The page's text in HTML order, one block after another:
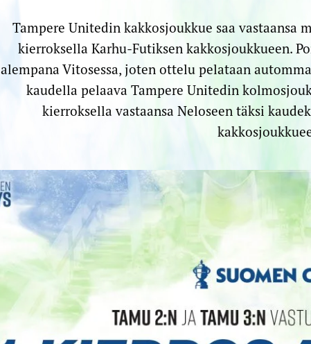
Tampere Unitedin kakkosjoukkue saa vastaansa
kierroksella Karhu-Futiksen kakkosjoukkueen.
alempana Vitosessa, joten ottelu pelataan
kaudella pelaava Tampere Unitedin
kierroksella vastaansa Neloseen täksi